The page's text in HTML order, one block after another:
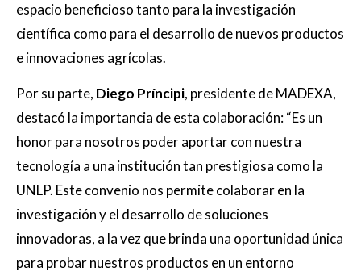
espacio beneficioso tanto para la investigación
científica como para el desarrollo de nuevos productos
e innovaciones agrícolas.
Por su parte, Diego Príncipi, presidente de MADEXA,
destacó la importancia de esta colaboración: “Es un
honor para nosotros poder aportar con nuestra
tecnología a una institución tan prestigiosa como la
UNLP. Este convenio nos permite colaborar en la
investigación y el desarrollo de soluciones
innovadoras, a la vez que brinda una oportunidad única
para probar nuestros productos en un entorno